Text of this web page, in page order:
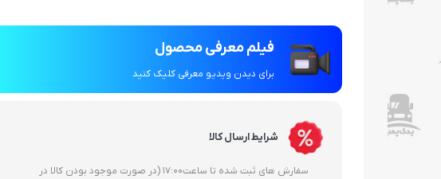
فیلم معرفی محصول
برای دیدن ویدیو معرفی کلیک کنید
شرایط ارسال کالا
سفارش های ثبت شده تا ساعت17:00 (در صورت موجود بودن کالا در